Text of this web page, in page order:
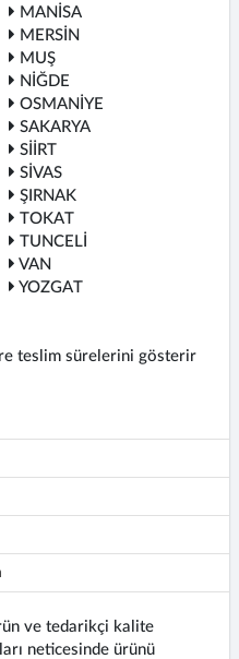
MANİSA
MERSİN
MUŞ
NİĞDE
OSMANİYE
SAKARYA
SİİRT
SİVAS
ŞIRNAK
TOKAT
TUNCELİ
VAN
YOZGAT
teslim sürelerini gösterir
ve tedarikçi kalite
neticesinde ürünü